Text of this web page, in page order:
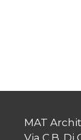
MAT
Via C.B. Di